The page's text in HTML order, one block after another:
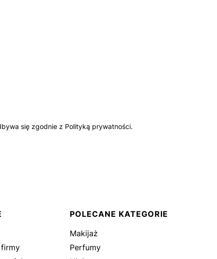
się zgodnie z Polityką prywatności.
POLECANE KATEGORIE
Makijaż
Perfumy